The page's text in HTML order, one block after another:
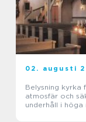
02. augusti
Belysning kyrka funktion,
atmosfär och
underhåll i höga